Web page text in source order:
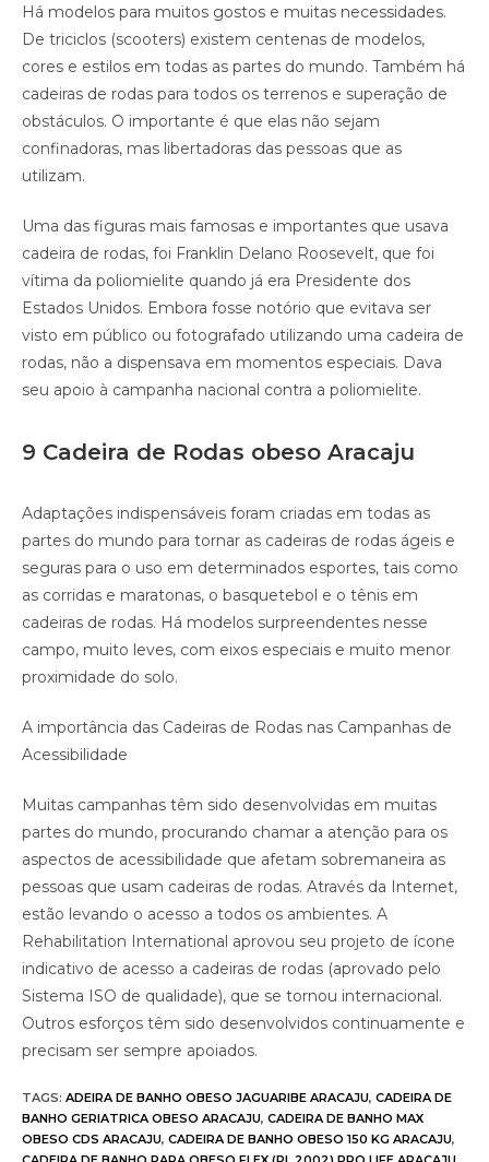
Há modelos para muitos gostos e muitas necessidades.
De triciclos (scooters) existem centenas de modelos,
cores e estilos em todas as partes do mundo. Também há
cadeiras de rodas para todos os terrenos e superação de
obstáculos. O importante é que elas não sejam
confinadoras, mas libertadoras das pessoas que as
utilizam.
Uma das figuras mais famosas e importantes que usava
cadeira de rodas, foi Franklin Delano Roosevelt, que foi
vítima da poliomielite quando já era Presidente dos
Estados Unidos. Embora fosse notório que evitava ser
visto em público ou fotografado utilizando uma cadeira de
rodas, não a dispensava em momentos especiais. Dava
seu apoio à campanha nacional contra a poliomielite.
9 Cadeira de Rodas obeso Aracaju
Adaptações indispensáveis foram criadas em todas as
partes do mundo para tornar as cadeiras de rodas ágeis e
seguras para o uso em determinados esportes, tais como
as corridas e maratonas, o basquetebol e o tênis em
cadeiras de rodas. Há modelos surpreendentes nesse
campo, muito leves, com eixos especiais e muito menor
proximidade do solo.
A importância das Cadeiras de Rodas nas Campanhas de
Acessibilidade
Muitas campanhas têm sido desenvolvidas em muitas
partes do mundo, procurando chamar a atenção para os
aspectos de acessibilidade que afetam sobremaneira as
pessoas que usam cadeiras de rodas. Através da Internet,
estão levando o acesso a todos os ambientes. A
Rehabilitation International aprovou seu projeto de ícone
indicativo de acesso a cadeiras de rodas (aprovado pelo
Sistema ISO de qualidade), que se tornou internacional.
Outros esforços têm sido desenvolvidos continuamente e
precisam ser sempre apoiados.
TAGS: ADEIRA DE BANHO OBESO JAGUARIBE ARACAJU, CADEIRA DE
BANHO GERIATRICA OBESO ARACAJU, CADEIRA DE BANHO MAX
OBESO CDS ARACAJU, CADEIRA DE BANHO OBESO 150 KG ARACAJU,